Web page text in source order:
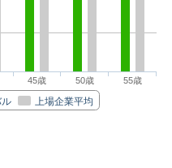
上場企業平均
45歳 50歳 55歳